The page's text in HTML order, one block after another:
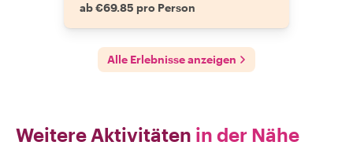
ab €69.85 pro Person
Alle Erlebnisse anzeigen
Weitere Aktivitäten in der Nähe